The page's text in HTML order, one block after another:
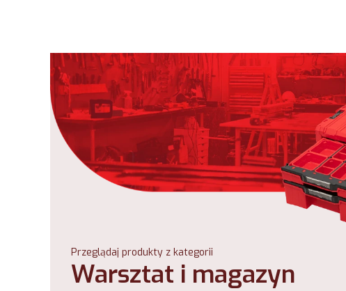
Przeglądaj produkty z kategorii
Warsztat i magazyn